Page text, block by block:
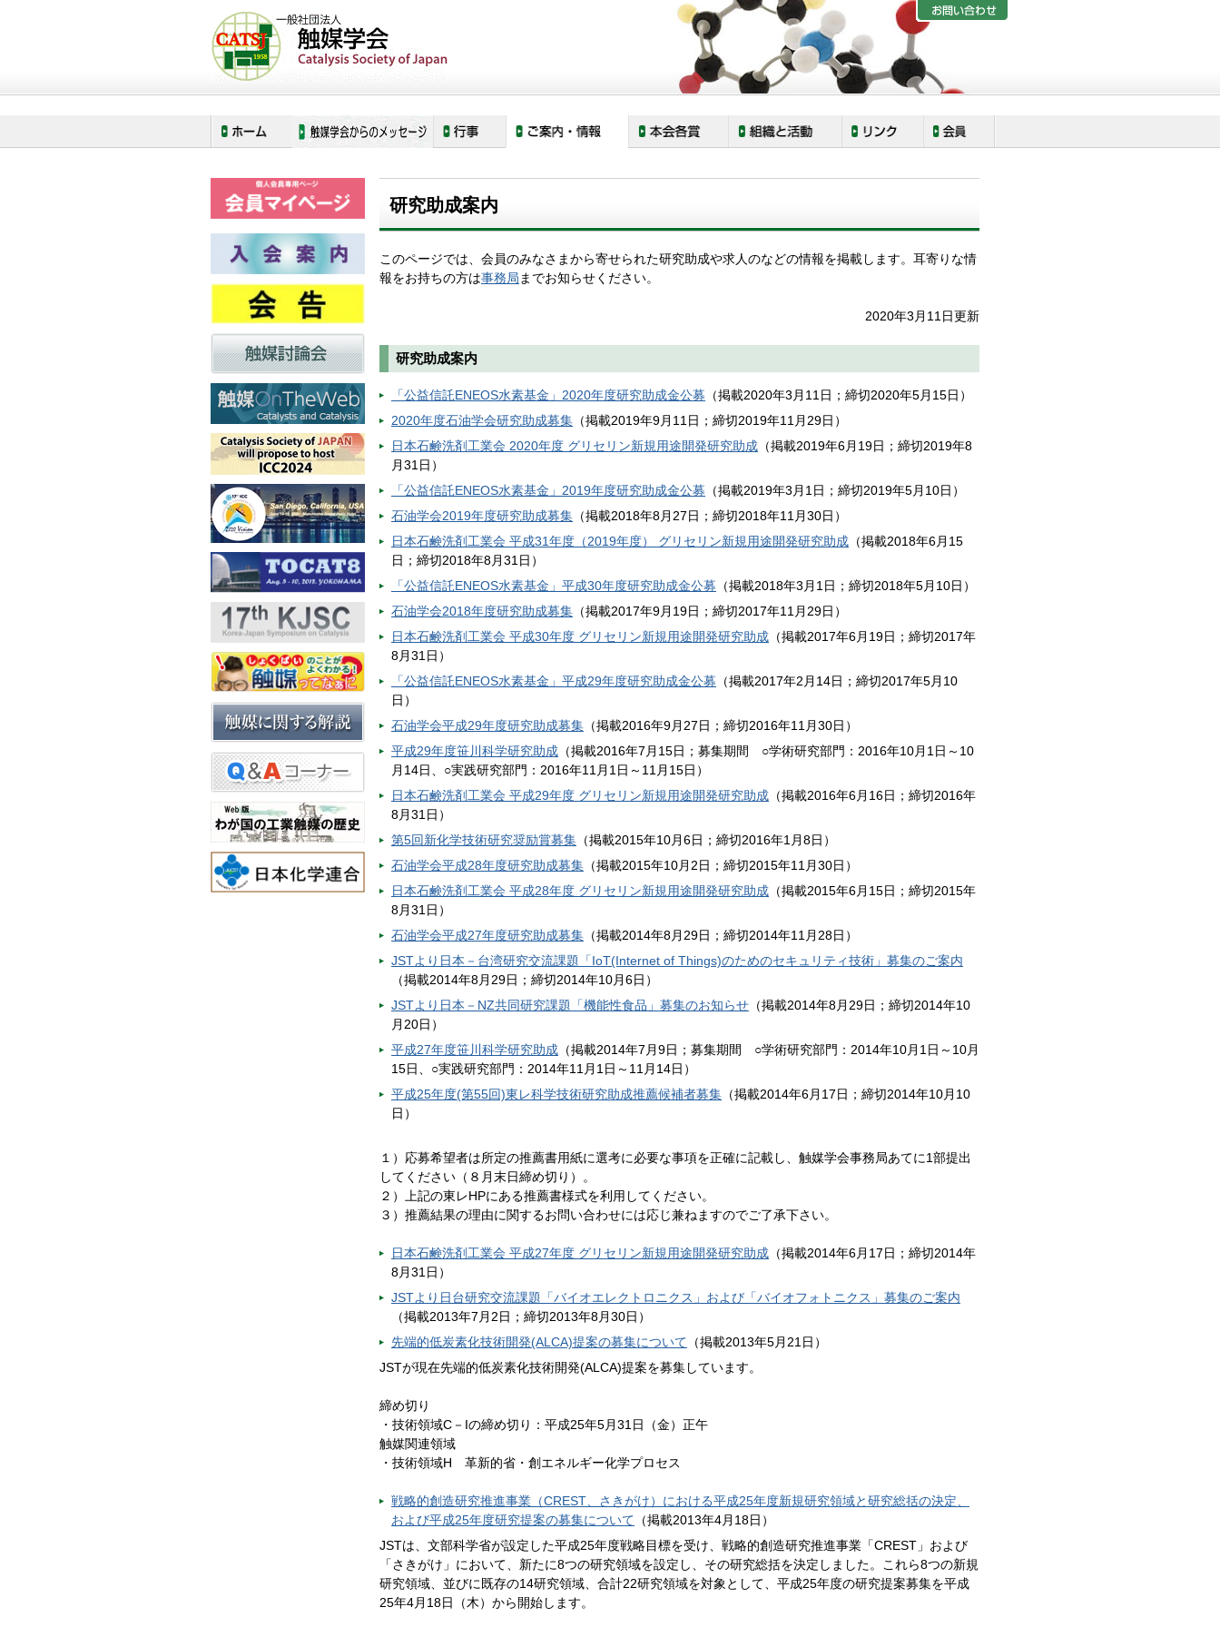
ホーム ご案内・情報 研究助成案内
研究助成案内
このページでは、会員のみなさまから寄せられた研究助成や求人のなどの情報を掲載します。耳寄りな情
報をお持ちの方は事務局 までお知らせください。
2020年3月11日更新
研究助成案内
「公益信託ENEOS水素基金」2020年度研究助成金公募 （掲載2020年3月11日；締切2020年5月15日）
2020年度石油学会研究助成募集 （掲載2019年9月11日；締切2019年11月29日）
日本石鹸洗剤工業会 2020年度 グリセリン新規用途開発研究助成 （掲載2019年6月19日；締切2019年8
月31日）
「公益信託ENEOS水素基金」2019年度研究助成金公募 （掲載2019年3月1日；締切2019年5月10日）
石油学会2019年度研究助成募集 （掲載2018年8月27日；締切2018年11月30日）
日本石鹸洗剤工業会 平成31年度（2019年度） グリセリン新規用途開発研究助成 （掲載2018年6月15
日；締切2018年8月31日）
「公益信託ENEOS水素基金」平成30年度研究助成金公募 （掲載2018年3月1日；締切2018年5月10日）
石油学会2018年度研究助成募集 （掲載2017年9月19日；締切2017年11月29日）
日本石鹸洗剤工業会 平成30年度 グリセリン新規用途開発研究助成 （掲載2017年6月19日；締切2017年
8月31日）
「公益信託ENEOS水素基金」平成29年度研究助成金公募 （掲載2017年2月14日；締切2017年5月10
日）
石油学会平成29年度研究助成募集 （掲載2016年9月27日；締切2016年11月30日）
平成29年度笹川科学研究助成 （掲載2016年7月15日；募集期間 ○学術研究部門：2016年10月1日～10
月14日、○実践研究部門：2016年11月1日～11月15日）
日本石鹸洗剤工業会 平成29年度 グリセリン新規用途開発研究助成 （掲載2016年6月16日；締切2016年
8月31日）
第5回新化学技術研究奨励賞募集 （掲載2015年10月6日；締切2016年1月8日）
石油学会平成28年度研究助成募集 （掲載2015年10月2日；締切2015年11月30日）
日本石鹸洗剤工業会 平成28年度 グリセリン新規用途開発研究助成 （掲載2015年6月15日；締切2015年
8月31日）
石油学会平成27年度研究助成募集 （掲載2014年8月29日；締切2014年11月28日）
JSTより日本－台湾研究交流課題「IoT(Internet of Things)のためのセキュリティ技術」募集のご案内
（掲載2014年8月29日；締切2014年10月6日）
JSTより日本－NZ共同研究課題「機能性食品」募集のお知らせ （掲載2014年8月29日；締切2014年10
月20日）
平成27年度笹川科学研究助成 （掲載2014年7月9日；募集期間 ○学術研究部門：2014年10月1日～10月
15日、○実践研究部門：2014年11月1日～11月14日）
平成25年度(第55回)東レ科学技術研究助成推薦候補者募集 （掲載2014年6月17日；締切2014年10月10
日）
１）応募希望者は所定の推薦書用紙に選考に必要な事項を正確に記載し、触媒学会事務局あてに1部提出
してください（８月末日締め切り）。
２）上記の東レHPにある推薦書様式を利用してください。
３）推薦結果の理由に関するお問い合わせには応じ兼ねますのでご了承下さい。
日本石鹸洗剤工業会 平成27年度 グリセリン新規用途開発研究助成 （掲載2014年6月17日；締切2014年
8月31日）
JSTより日台研究交流課題「バイオエレクトロニクス」および「バイオフォトニクス」募集のご案内
（掲載2013年7月2日；締切2013年8月30日）
先端的低炭素化技術開発(ALCA)提案の募集について （掲載2013年5月21日）
JSTが現在先端的低炭素化技術開発(ALCA)提案を募集しています。
締め切り
・技術領域C－Iの締め切り：平成25年5月31日（金）正午
触媒関連領域
・技術領域H 革新的省・創エネルギー化学プロセス
戦略的創造研究推進事業（CREST、さきがけ）における平成25年度新規研究領域と研究総括の決定、
および平成25年度研究提案の募集について （掲載2013年4月18日）
JSTは、文部科学省が設定した平成25年度戦略目標を受け、戦略的創造研究推進事業「CREST」および
「さきがけ」において、新たに8つの研究領域を設定し、その研究総括を決定しました。これら8つの新規
研究領域、並びに既存の14研究領域、合計22研究領域を対象として、平成25年度の研究提案募集を平成
25年4月18日（木）から開始します。